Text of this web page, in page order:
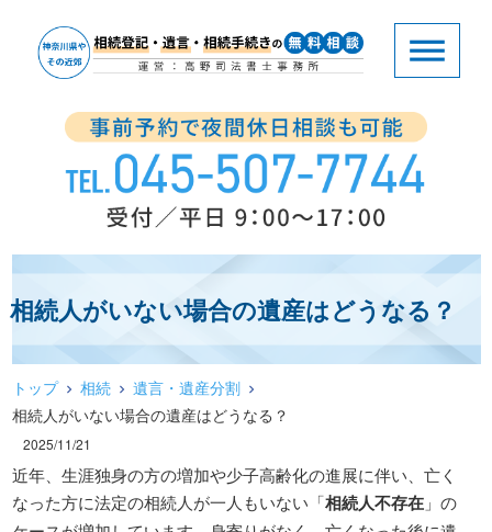
相続人がいない場合の遺産はどうなる？
トップ 相続
遺言・遺産分割
相続人がいない場合の遺産はどうなる？
2025/11/21
近年、生涯独身の方の増加や少子高齢化の進展に伴い、亡く
なった方に法定の相続人が一人もいない「相続人不存在 」の